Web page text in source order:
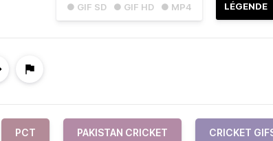
● GIF SD ● GIF HD ● MP4 LÉGENDE
PCT PAKISTAN CRICKET CRICKET